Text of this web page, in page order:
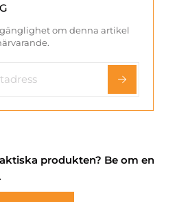
om denna artikel
produkten? Be om en